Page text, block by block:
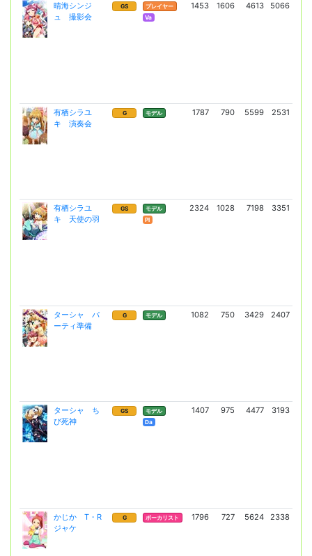
晴海シンジ
ュ 撮影会
GS
プレイヤー
Va
1453 1606 4613 5066
有栖シラユ
キ 演奏会
G モデル 1787 790 5599 2531
有栖シラユ
キ 天使の羽
GS
モデル
Pl
2324 1028 7198 3351
ターシャ パ
ーティ準備
G モデル 1082 750 3429 2407
ターシャ ち
び死神
GS
モデル
Da
1407 975 4477 3193
かじか T・R
ジャケ
G ボーカリスト 1796 727 5624 2338